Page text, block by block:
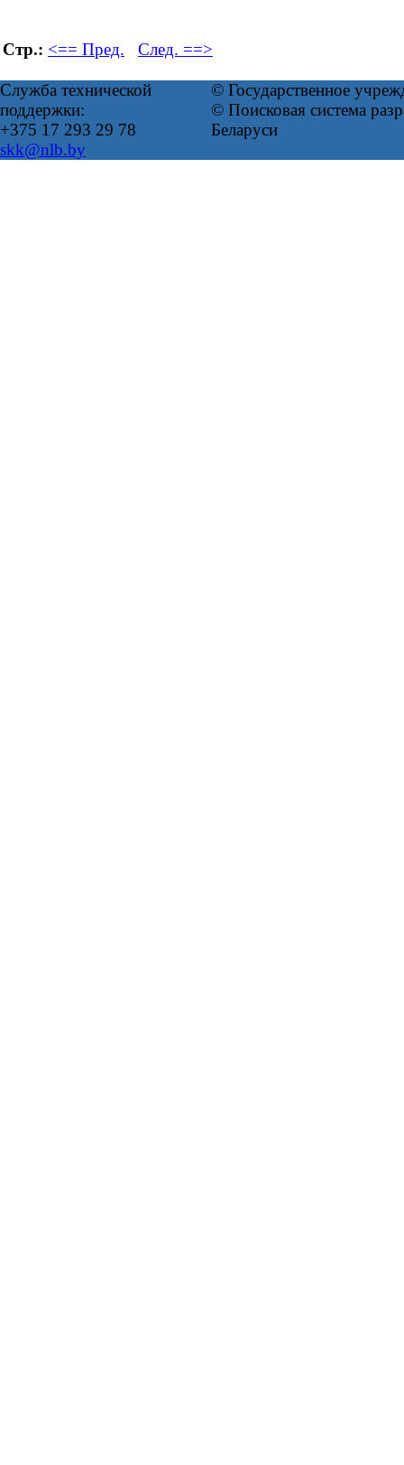
Стр.: <== Пред. След. ==>
Служба технической
поддержки:
+375 17 293 29 78
skk@nlb.by
© Государственное
© Поисковая система
Беларуси